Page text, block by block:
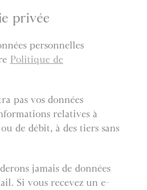
privée
personnelles
Politique de
pas vos données
relatives à
de débit, à des tiers sans
jamais de données
Si vous recevez un e-